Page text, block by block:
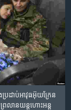
ប្រដាប់​អាវុធ​អ៊ុយក្រែន​
លាន​យន្ត​ហោះ​អន្ត